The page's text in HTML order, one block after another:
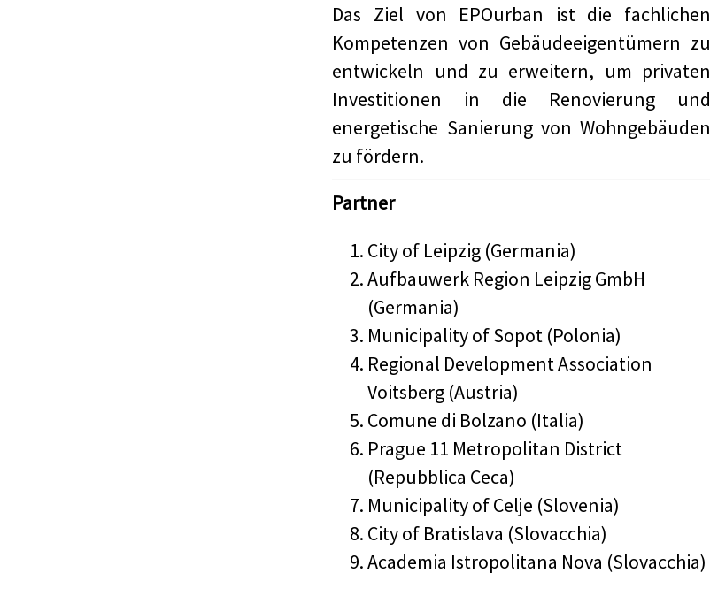
Das Ziel von EPOurban ist die fachlichen
Kompetenzen von Gebäudeeigentümern zu
entwickeln und zu erweitern, um privaten
Investitionen in die Renovierung und
energetische Sanierung von Wohngebäuden
zu fördern.
Partner
City of Leipzig (Germania)
Aufbauwerk Region Leipzig GmbH
(Germania)
Municipality of Sopot (Polonia)
Regional Development Association
Voitsberg (Austria)
Comune di Bolzano (Italia)
Prague 11 Metropolitan District
(Repubblica Ceca)
Municipality of Celje (Slovenia)
City of Bratislava (Slovacchia)
Academia Istropolitana Nova (Slovacchia)